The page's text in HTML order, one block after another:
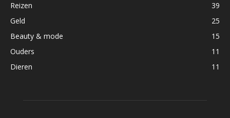
Reizen
39
Geld
25
Beauty & mode
15
Ouders
11
Dieren
11